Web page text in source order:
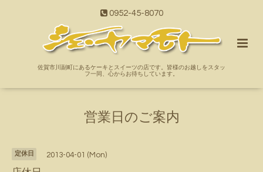
0952-45-8070
佐賀市川副町にあるケーキとスイーツの店です。皆様のお越しをスタッ
フ一同、心からお待ちしています。
営業日のご案内
定休日 2013-04-01 (Mon)